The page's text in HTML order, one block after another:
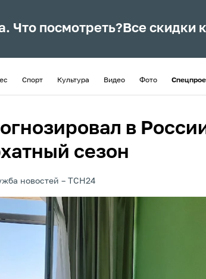
Что посмотреть? Все скидки
Спорт Культура Видео Фото
в
сезон
новостей ТСН24